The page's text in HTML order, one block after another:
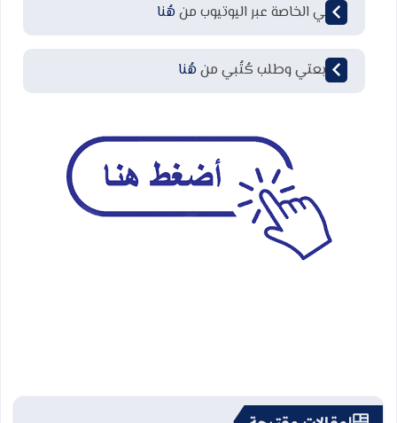
قناتي الخاصة عبر اليوتيوب من هُنا
لمتابعتي وطلب كُتُبي من هُنا